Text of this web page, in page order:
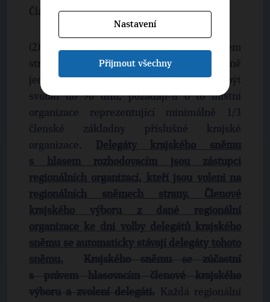
Článek 13: Krajské organizace a orgány
(2) Krajský sněm je vrcholným orgánem
strany v kraji. Krajský sněm se koná nejméně
jednou za dva roky. Krajský sněm musí být
svolán do 90 dnů, požádají-li o to místní
organizace reprezentující minimálně 1/3
členské základny příslušné krajské
organizace.
Delegáty krajského sněmu
s hlasem rozhodovacím jsou zástupci
regionálních organizací, kteří jsou voleni na
regionálních sněmech strany. Členové
krajského výboru z dané regionální
organizace ke dni volby delegátů krajského
sněmu se automaticky stávají delegáty tohoto
sněmu.
Krajského sněmu se zúčastní
s právem hlasovacím členové krajského
výboru a zvolení delegáti. Každá regionální
Nastavení
Přijmout všechny